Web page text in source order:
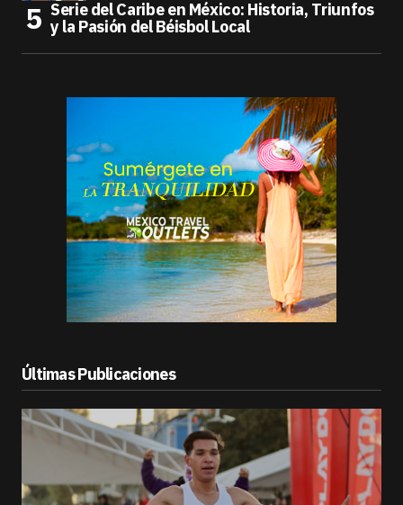
Serie del Caribe en México: Historia, Triunfos
y la Pasión del Béisbol Local
Últimas Publicaciones